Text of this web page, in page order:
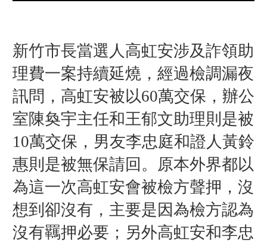
新竹市長當選人高虹安涉及詐領助
理費一案持續延燒，經過檢調漏夜
訊問，高虹安被以60萬交保，辦公
室陳奐宇主任和王郁文助理則是被
10萬交保，男友李忠庭和證人黃鈴
惠則是被無保請回。原本外界都以
為這一次高虹安會被檢方聲押，沒
想到卻沒有，主要是因為檢方認為
沒有羈押必要；另外高虹安和李忠